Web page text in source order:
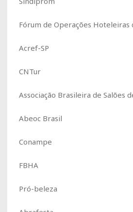
Fórum de Operações Hoteleiras
Acref-SP
CNTur
Associação Brasileira de Salões
Abeoc Brasil
Conampe
FBHA
Pró-beleza